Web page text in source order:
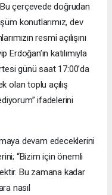
çerçevede doğrudan
konutlarımız, dev
resmi açılışını
katılımıyla
günü saat 17:00’da
olan toplu açılış
ifadelerini
devam edeceklerini
“Bizim için önemli
Bu zamana kadar
nasıl